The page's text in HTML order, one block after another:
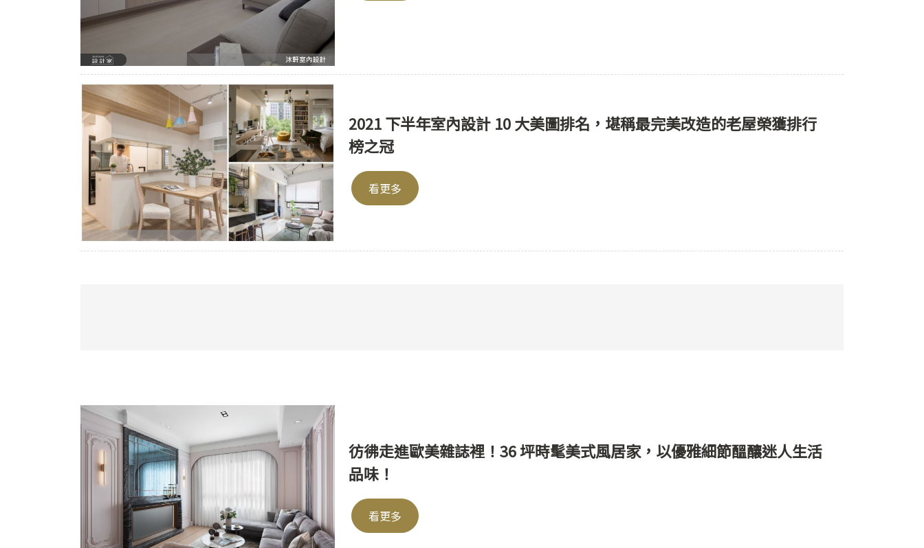
2021 下半年室內設計 10 大美圖排名，堪稱最完美改造的老屋榮獲排行
榜之冠
看更多
彷彿走進歐美雜誌裡！36 坪時髦美式風居家，以優雅細節醞釀迷人生活
品味！
看更多